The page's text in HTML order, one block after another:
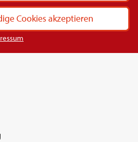
Cookies akzeptieren